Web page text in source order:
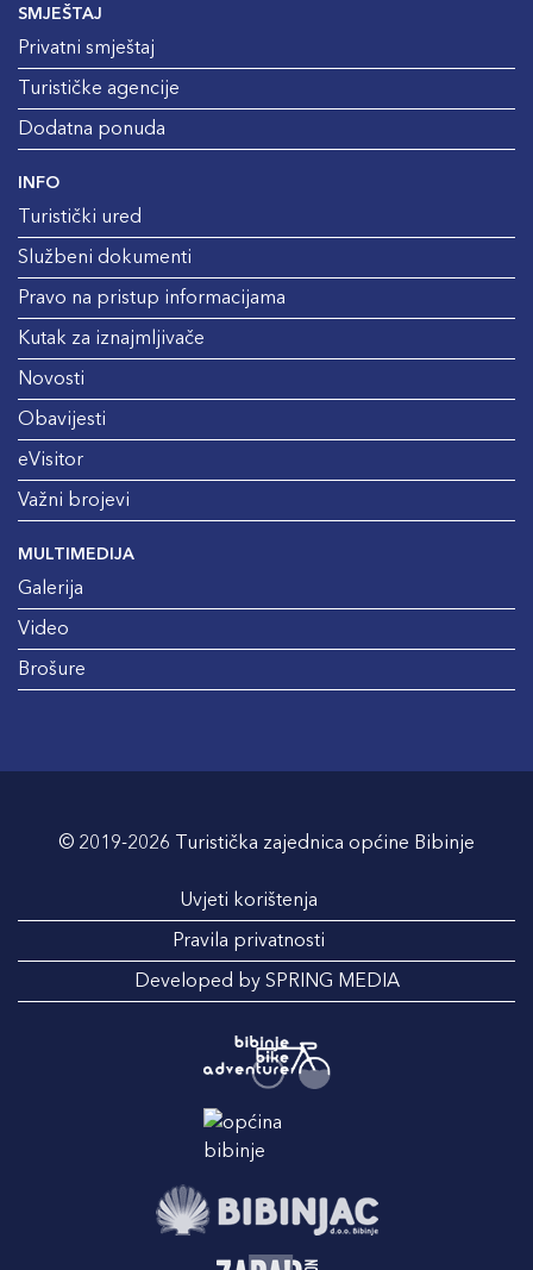
SMJEŠTAJ
Privatni smještaj
Turističke agencije
Dodatna ponuda
INFO
Turistički ured
Službeni dokumenti
Pravo na pristup informacijama
Kutak za iznajmljivače
Novosti
Obavijesti
eVisitor
Važni brojevi
MULTIMEDIJA
Galerija
Video
Brošure
© 2019-2026 Turistička zajednica općine Bibinje
Uvjeti korištenja
Pravila privatnosti
Developed by SPRING MEDIA